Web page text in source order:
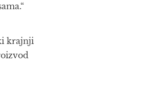
krajnji